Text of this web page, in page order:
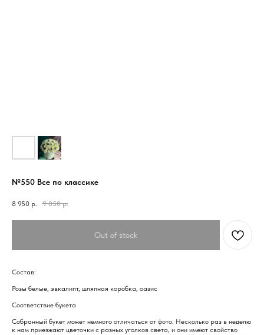
№550 Все по классике
8 950 р. 9 850 р.
Out of stock
Состав:
Розы белые, эвкалипт, шляпная коробка, оазис
Соответствие букета
Собранный букет может немного отличаться от фото. Несколько раз в неделю
к нам приезжают цветочки с разных уголков света, и они имеют свойство